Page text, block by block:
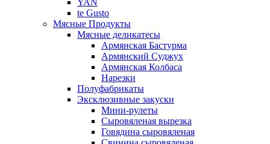
YAN
te Gusto
Мясные Продукты
Мясные деликатесы
Армянская Бастурма
Армянский Суджух
Армянская Колбаса
Нарезки
Полуфабрикаты
Эксклюзивные закуски
Мини-рулеты
Сыровяленая вырезка
Говядина сыровяленая